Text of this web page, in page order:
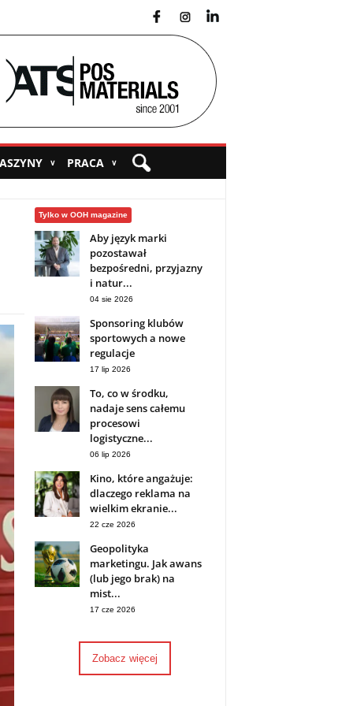
∨ PRACA ∨
Tylko w OOH magazine
Aby język marki
pozostawał
bezpośredni, przyjazny
i natur...
04 sie 2026
Sponsoring klubów
sportowych a nowe
regulacje
17 lip 2026
To, co w środku,
nadaje sens całemu
procesowi
logistyczne...
06 lip 2026
Kino, które angażuje:
dlaczego reklama na
wielkim ekranie...
22 cze 2026
Geopolityka
marketingu. Jak awans
(lub jego brak) na
mist...
17 cze 2026
Zobacz więcej